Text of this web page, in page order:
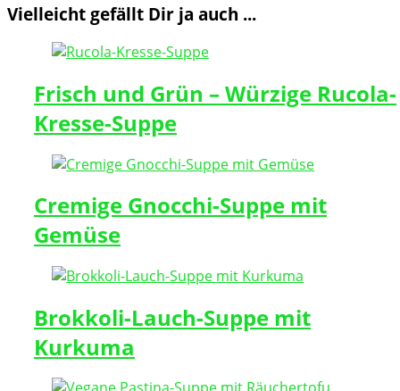
Vielleicht gefällt Dir ja auch ...
Frisch und Grün – Würzige Rucola-
Kresse-Suppe
Cremige Gnocchi-Suppe mit
Gemüse
Brokkoli-Lauch-Suppe mit
Kurkuma